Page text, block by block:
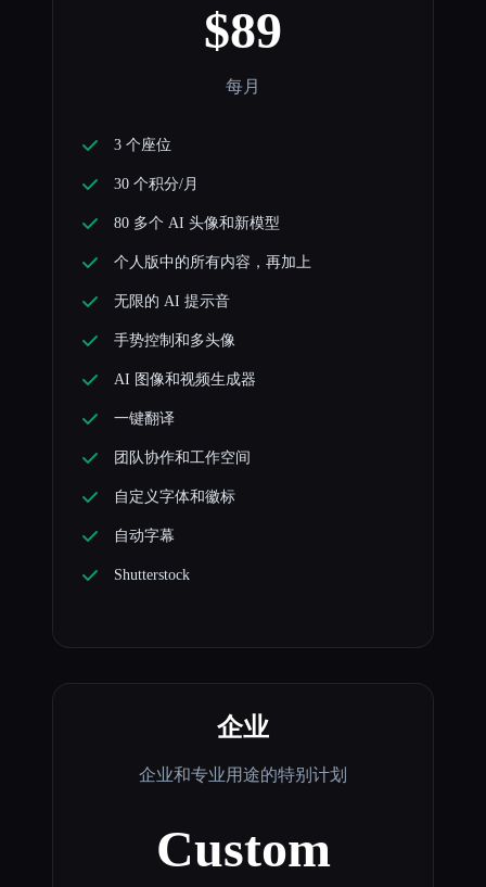
$89
每月
3 个座位
30 个积分/月
80 多个 AI 头像和新模型
个人版中的所有内容，再加上
无限的 AI 提示音
手势控制和多头像
AI 图像和视频生成器
一键翻译
团队协作和工作空间
自定义字体和徽标
自动字幕
Shutterstock
企业
企业和专业用途的特别计划
Custom